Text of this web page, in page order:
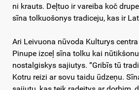
ni krauts. Deļtuo ir vareiba koč
sīna tolkuošonys tradiceju, kas ir
Ari Leivuona nūvoda Kulturys
Pinupe izceļ sīna tolku kai
nostalgiskys sajiutys. “Gribīs tū
Kotru reizi ar sovu taidu ūdzeņu.